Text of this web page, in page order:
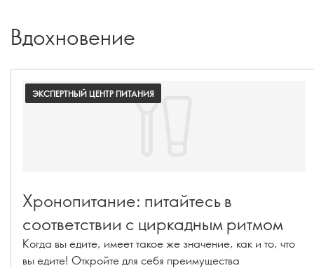
Вдохновение
ЭКСПЕРТНЫЙ ЦЕНТР ПИТАНИЯ
Хронопитание: питайтесь в
соответствии с циркадным ритмом
Когда вы едите, имеет такое же значение, как и то, что
вы едите! Откройте для себя преимущества